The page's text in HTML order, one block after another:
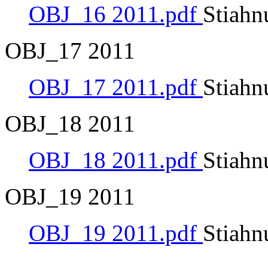
OBJ_16 2011.pdf
OBJ_17 2011
OBJ_17 2011.pdf
OBJ_18 2011
OBJ_18 2011.pdf
OBJ_19 2011
OBJ_19 2011.pdf